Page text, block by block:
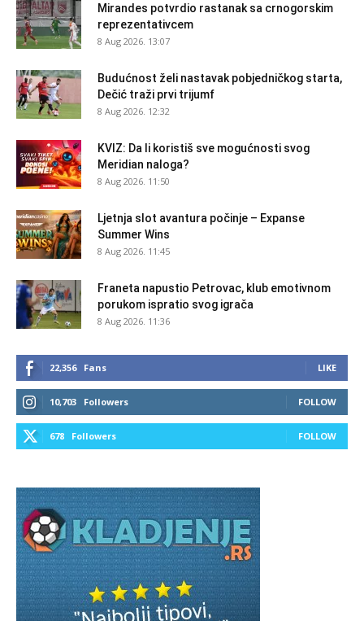
Mirandes potvrdio rastanak sa crnogorskim
reprezentativcem
8 Aug 2026. 13:07
Budućnost želi nastavak pobjedničkog starta,
Dečić traži prvi trijumf
8 Aug 2026. 12:32
KVIZ: Da li koristiš sve mogućnosti svog
Meridian naloga?
8 Aug 2026. 11:50
Ljetnja slot avantura počinje – Expanse
Summer Wins
8 Aug 2026. 11:45
Franeta napustio Petrovac, klub emotivnom
porukom ispratio svog igrača
8 Aug 2026. 11:36
22,356 Fans LIKE
10,703 Followers FOLLOW
678 Followers FOLLOW